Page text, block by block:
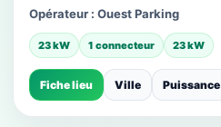
Opérateur : Ouest Parking
23 kW 1 connecteur 23 kW
Fiche lieu Ville Puissance